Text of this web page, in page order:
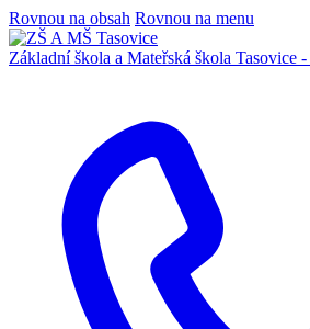
Rovnou na obsah Rovnou na menu
Základní škola a Mateřská škola Tasovice -